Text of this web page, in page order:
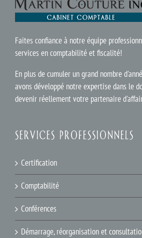
Faites confiance à notre équipe
services en comptabilité et fiscalité!
En plus de cumuler un grand nombre
avons développé notre expertise dans le
devenir réellement votre partenaire
SERVICES PROFESSIONNELS
Certification
Comptabilité
Conférences
Démarrage, réorganisation et